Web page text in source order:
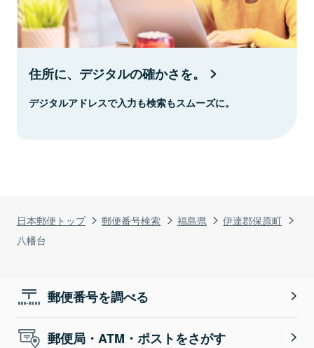
日本郵便トップ 郵便番号検索 福島県
伊達郡保原町
八幡台
住所に、デジタルの確かさを。
デジタルアドレスで入力も検索もスムーズに。
郵便番号を調べる
郵便局・ATM・ポストをさがす